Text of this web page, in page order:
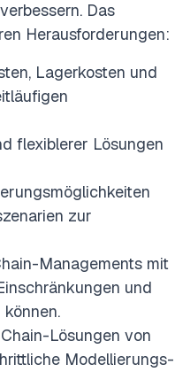
Das
Herausforderungen:
Lagerkosten und
flexiblerer Lösungen
zur
Managements mit
und
Lösungen von
Modellierungs-